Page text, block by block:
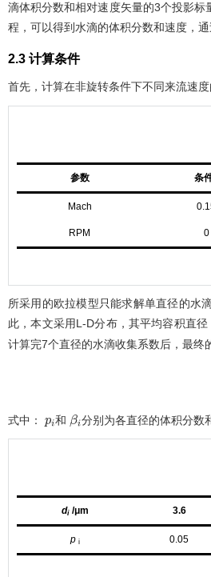
滴体积分数和相对速度矢量的3个投影
程，可以得到水滴的体积分数和速度，通
2.3 计算条件
首先，计算在非旋转条件下不同来流速
参数 条
Mach
RPM 0
所采用的欧拉模型只能求解单直径的水
此，本文采用L-D分布，其平均容积直
计算完7个直径的水滴收集系数后，最终
式中： pi和 βi 分别为各直径的体积分数
di /μm 3.6
p i 0.05